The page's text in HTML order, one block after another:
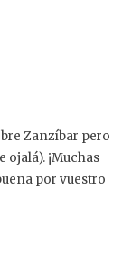
Zanzíbar pero
ojalá). ¡Muchas
por vuestro